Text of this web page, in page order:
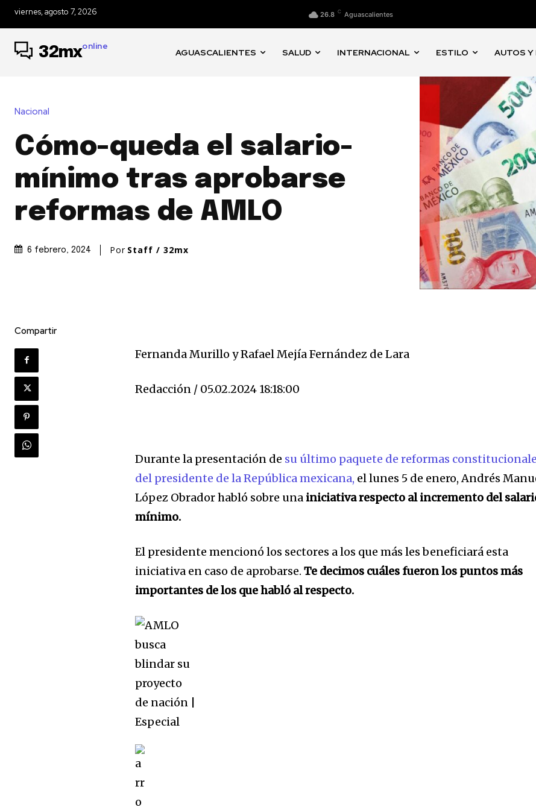
26.8 C Aguascalientes
viernes, agosto 7, 2026
32mxonline
AGUASCALIENTES SALUD INTERNACIONAL ESTILO AUTOS Y
Nacional
Cómo-queda el salario-
mínimo tras aprobarse
reformas de AMLO
6 febrero, 2024 Por Staff / 32mx
Compartir
Fernanda Murillo y Rafael Mejía Fernández de Lara
Redacción / 05.02.2024 18:18:00
Durante la presentación de su último paquete de reformas
del presidente de la República mexicana, el lunes 5 de enero, Andrés
López Obrador habló sobre una iniciativa respecto al incremento del
mínimo.
El presidente mencionó los sectores a los que más les beneficiará esta
iniciativa en caso de aprobarse. Te decimos cuáles fueron los puntos más
importantes de los que habló al respecto.